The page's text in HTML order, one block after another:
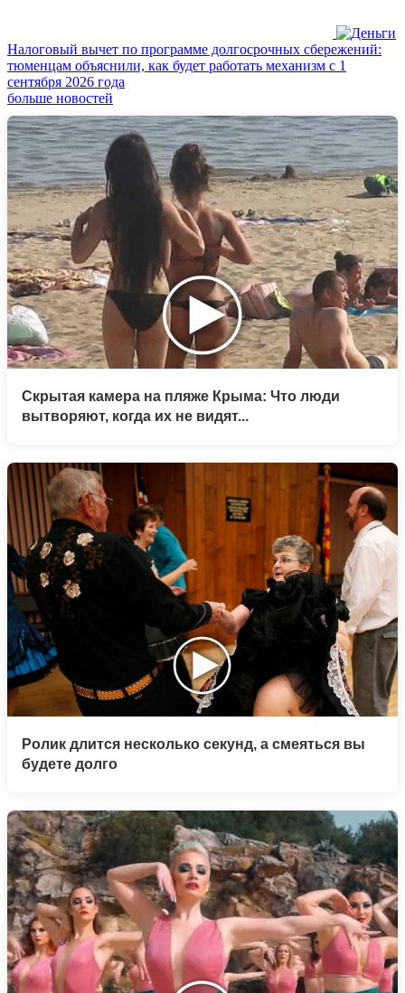
Налоговый вычет по программе долгосрочных сбережений:
тюменцам объяснили, как будет работать механизм с 1
сентября 2026 года
больше новостей
Скрытая камера на пляже Крыма: Что люди
вытворяют, когда их не видят...
Ролик длится несколько секунд, а смеяться вы
будете долго